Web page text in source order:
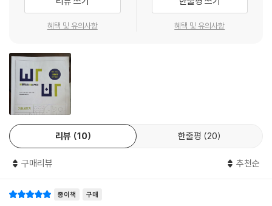
혜택 및 유의사항 혜택 및 유의사항
리뷰 10 한줄평 20
구매리뷰 추천순
종이책 구매